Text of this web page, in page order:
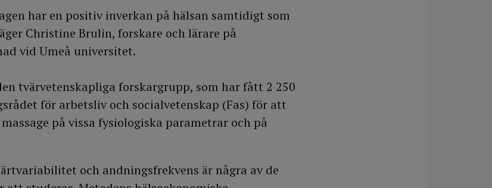
har en positiv inverkan på hälsan samtidigt som
Christine Brulin, forskare och lärare på
vid Umeå universitet.
tvärvetenskapliga forskargrupp, som har fått 2 250
för arbetsliv och socialvetenskap (Fas) för att
på vissa fysiologiska parametrar och på
och andningsfrekvens är några av de